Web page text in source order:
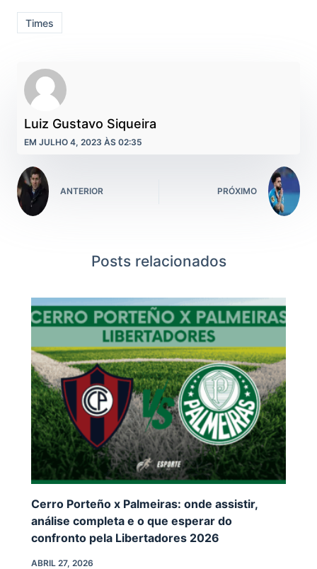
Times
Luiz Gustavo Siqueira
EM JULHO 4, 2023 ÀS 02:35
ANTERIOR PRÓXIMO
Posts relacionados
Cerro Porteño x Palmeiras: onde assistir,
análise completa e o que esperar do
confronto pela Libertadores 2026
ABRIL 27, 2026